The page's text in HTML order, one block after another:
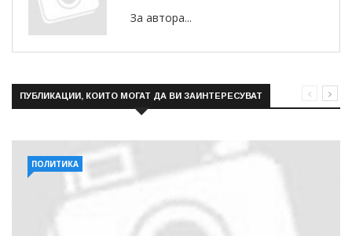
За автора...
ПУБЛИКАЦИИ, КОИТО МОГАТ ДА ВИ ЗАИНТЕРЕСУВАТ
ПОЛИТИКА